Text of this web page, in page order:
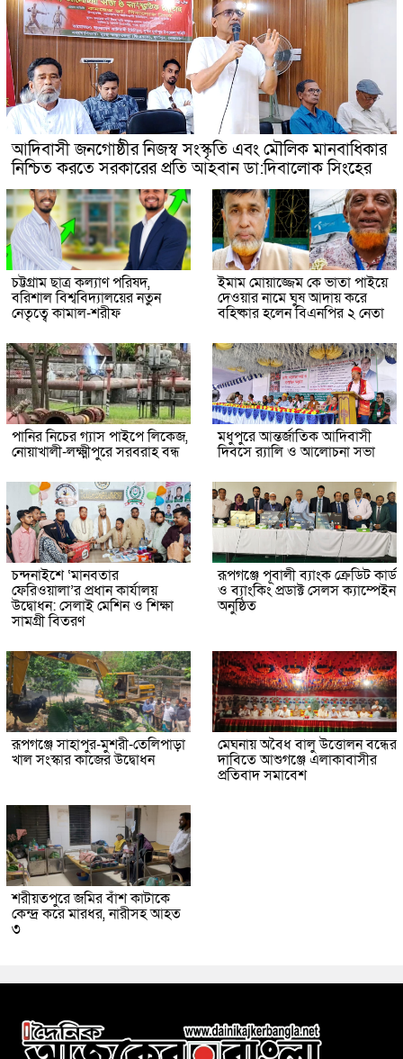
আদিবাসী জনগোষ্ঠীর নিজস্ব সংস্কৃতি এবং মৌলিক মানবাধিকার
নিশ্চিত করতে সরকারের প্রতি আহবান ডা:দিবালোক সিংহের
চট্টগ্রাম ছাত্র কল্যাণ পরিষদ,
বরিশাল বিশ্ববিদ্যালয়ের নতুন
নেতৃত্বে কামাল-শরীফ
ইমাম মোয়াজ্জেম কে ভাতা পাইয়ে
দেওয়ার নামে ঘুষ আদায় করে
বহিষ্কার হলেন বিএনপির ২ নেতা
পানির নিচের গ্যাস পাইপে লিকেজ,
নোয়াখালী-লক্ষ্মীপুরে সরবরাহ বন্ধ
মধুপুরে আন্তর্জাতিক আদিবাসী
দিবসে র‍্যালি ও আলোচনা সভা
চন্দনাইশে ‘মানবতার
ফেরিওয়ালা’র প্রধান কার্যালয়
উদ্বোধন: সেলাই মেশিন ও শিক্ষা
সামগ্রী বিতরণ
রূপগঞ্জে পূবালী ব্যাংক ক্রেডিট কার্ড
ও ব্যাংকিং প্রডাক্ট সেলস ক্যাম্পেইন
অনুষ্ঠিত
রূপগঞ্জে সাহাপুর-মুশরী-তেলিপাড়া
খাল সংস্কার কাজের উদ্বোধন
মেঘনায় অবৈধ বালু উত্তোলন বন্ধের
দাবিতে আশুগঞ্জে এলাকাবাসীর
প্রতিবাদ সমাবেশ
শরীয়তপুরে জমির বাঁশ কাটাকে
কেন্দ্র করে মারধর, নারীসহ আহত
৩